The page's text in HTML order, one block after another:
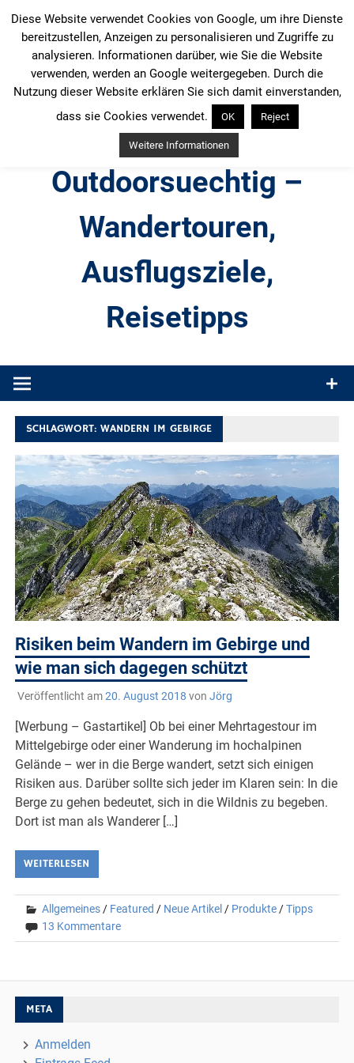
Inhalt
springen
Outdoorsuechtig –
Wandertouren,
Ausflugsziele,
Reisetipps
Produkttests und Buchrezensionen. Ein Blog für alle, die gern
SCHLAGWORT:WANDERN IM GEBIRGE
Risiken beim Wandern im Gebirge und
wie man sich dagegen schützt
Veröffentlicht am20. August 2018 von Jörg
[Werbung – Gastartikel] Ob bei einer Mehrtagestour im
Mittelgebirge oder einer Wanderung im hochalpinen
Gelände – wer in die Berge wandert, setzt sich einigen
Risiken aus. Darüber sollte sich jeder im Klaren sein: In die
Berge zu gehen bedeutet, sich in die Wildnis zu begeben.
Dort ist man als Wanderer […]
WEITERLESEN
Allgemeines / Featured / Neue Artikel / Produkte /Tipps
13 Kommentare
META
Anmelden
Diese Website verwendet Cookies von Google, um ihre Dienste
bereitzustellen, Anzeigen zu personalisieren und Zugriffe zu
analysieren. Informationen darüber, wie Sie die Website
verwenden, werden an Google weitergegeben. Durch die
Nutzung dieser Website erklären Sie sich damit einverstanden,
dass sie Cookies verwendet.
OK Reject
Weitere Informationen